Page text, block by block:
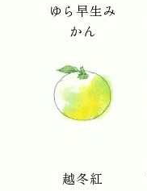
ゆら早生み
かん
越冬紅